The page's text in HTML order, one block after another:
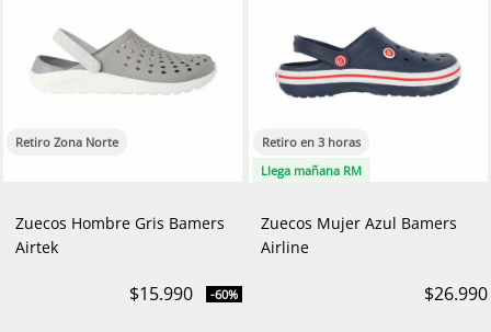
Retiro Zona Norte
Zuecos Hombre Gris Bamers
Airtek
$15.990 -60%
Retiro en 3 horas
Llega mañana RM
Zuecos Mujer Azul Bamers
Airline
$26.990